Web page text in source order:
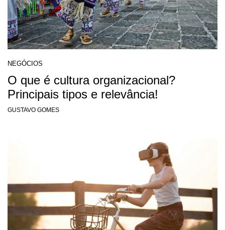
NEGÓCIOS
O que é cultura organizacional?
Principais tipos e relevância!
GUSTAVO GOMES